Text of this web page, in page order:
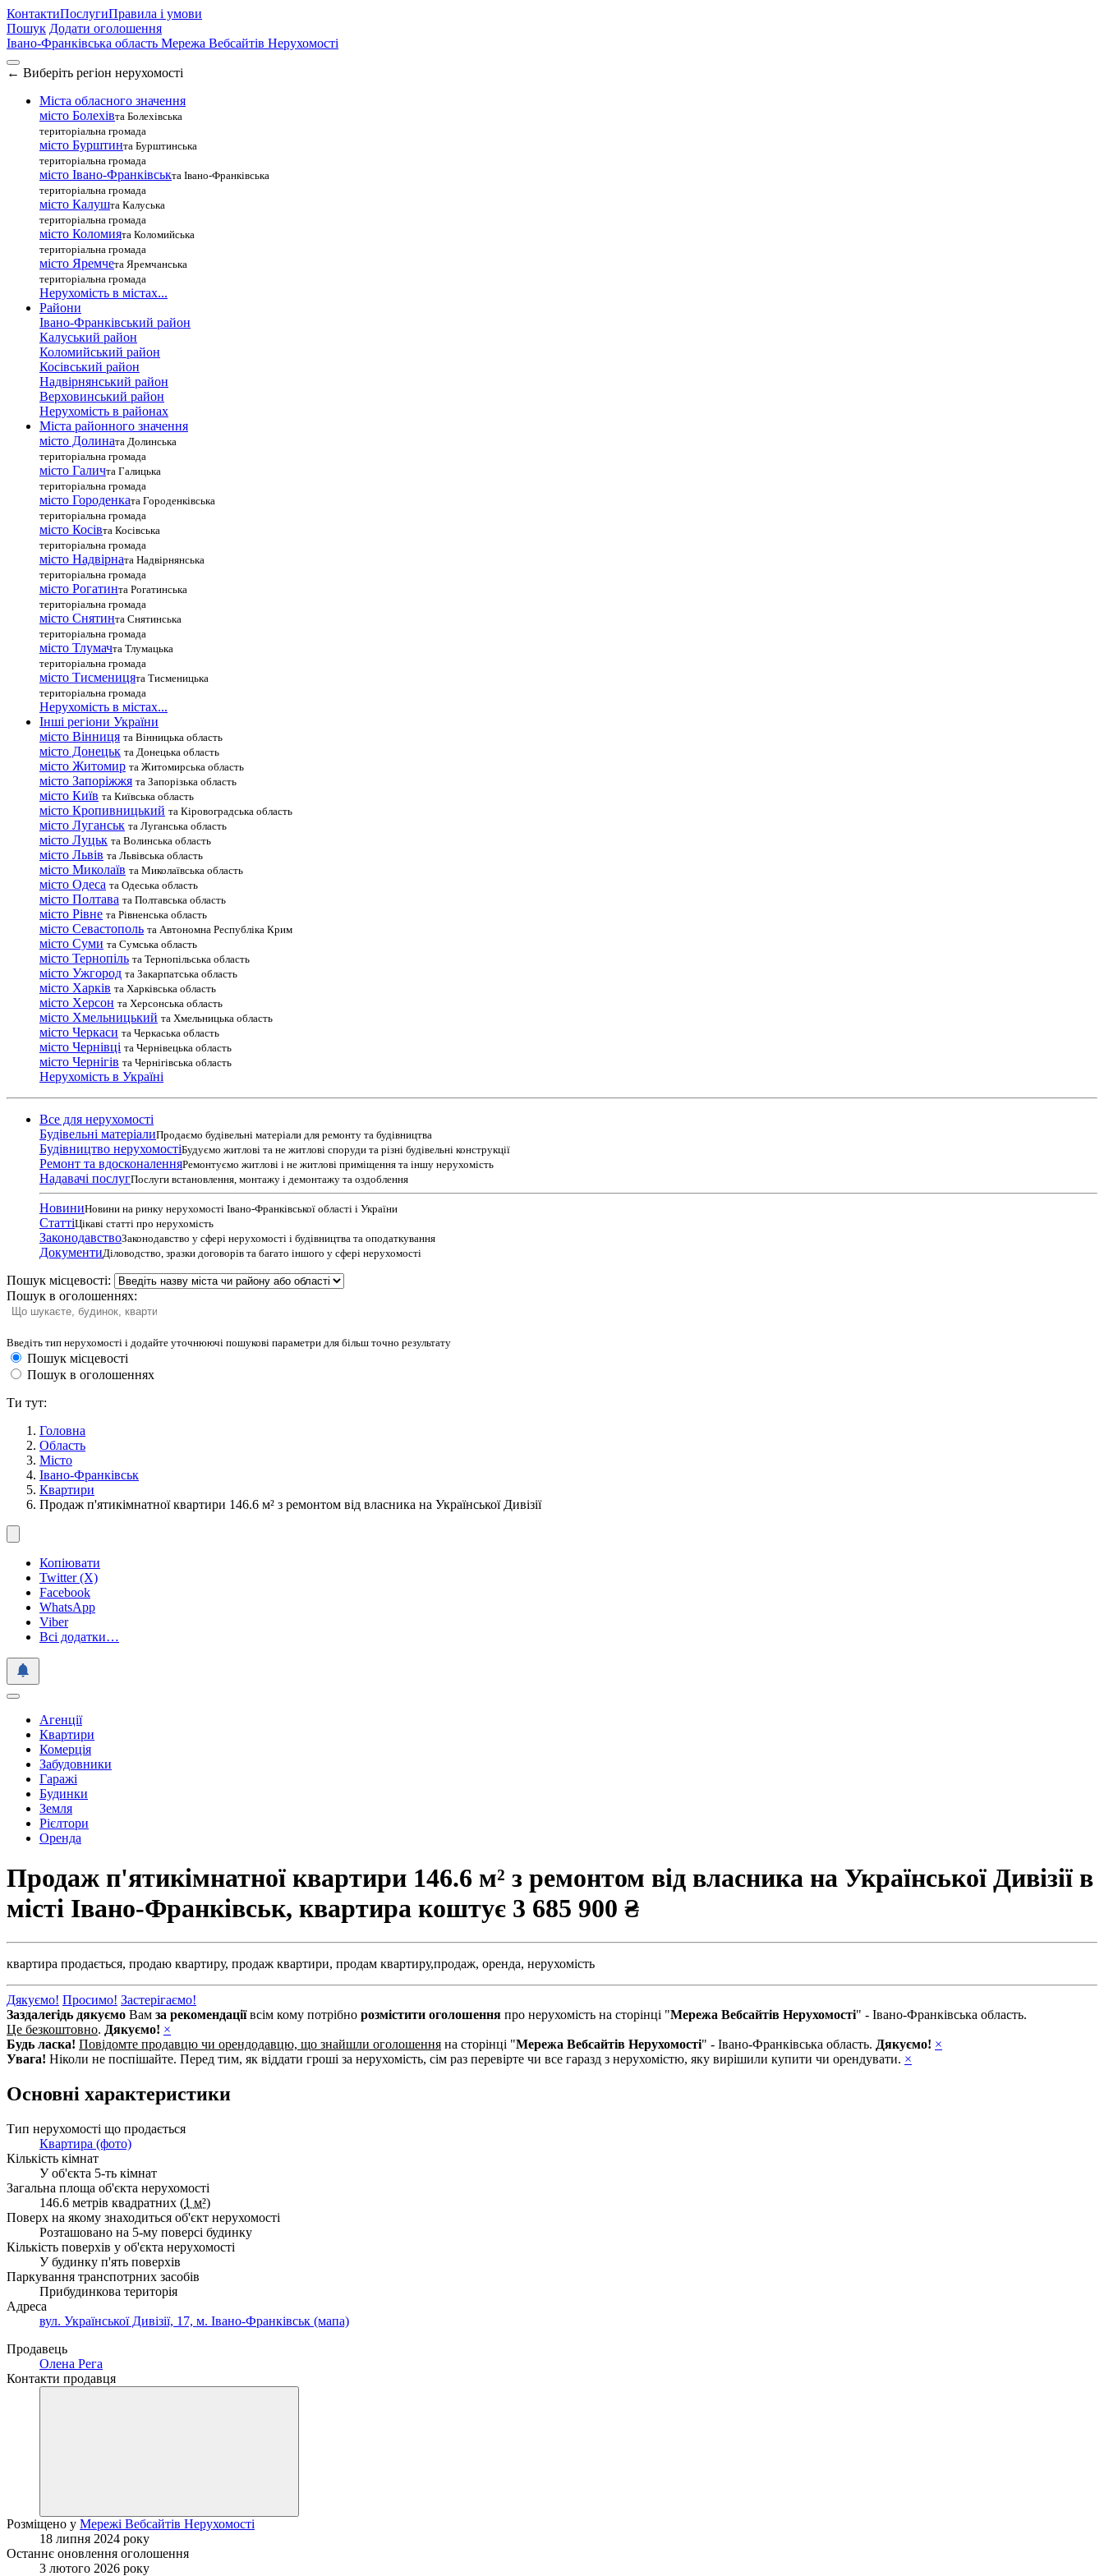
КонтактиПослугиПравила і умови
Пошук Додати оголошення
Івано-Франківська область Мережа Вебсайтів Нерухомості
← Виберіть регіон нерухомості
Міста обласного значення
місто Болехівта Болехівська
територіальна громада
місто Бурштинта Бурштинська
територіальна громада
місто Івано-Франківськта Івано-Франківська
територіальна громада
місто Калушта Калуська
територіальна громада
місто Коломията Коломийська
територіальна громада
місто Яремчета Яремчанська
територіальна громада
Нерухомість в містах...
Райони
Івано-Франківський район
Калуський район
Коломийський район
Косівський район
Надвірнянський район
Верховинський район
Нерухомість в районах
Міста районного значення
місто Долината Долинська
територіальна громада
місто Галичта Галицька
територіальна громада
місто Городенката Городенківська
територіальна громада
місто Косівта Косівська
територіальна громада
місто Надвірната Надвірнянська
територіальна громада
місто Рогатинта Рогатинська
територіальна громада
місто Снятинта Снятинська
територіальна громада
місто Тлумачта Тлумацька
територіальна громада
місто Тисменицята Тисменицька
територіальна громада
Нерухомість в містах...
Інші регіони України
місто Вінниця та Вінницька область
місто Донецьк та Донецька область
місто Житомир та Житомирська область
місто Запоріжжя та Запорізька область
місто Київ та Київська область
місто Кропивницький та Кіровоградська область
місто Луганськ та Луганська область
місто Луцьк та Волинська область
місто Львів та Львівська область
місто Миколаїв та Миколаївська область
місто Одеса та Одеська область
місто Полтава та Полтавська область
місто Рівне та Рівненська область
місто Севастополь та Автономна Республіка Крим
місто Суми та Сумська область
місто Тернопіль та Тернопільська область
місто Ужгород та Закарпатська область
місто Харків та Харківська область
місто Херсон та Херсонська область
місто Хмельницький та Хмельницька область
місто Черкаси та Черкаська область
місто Чернівці та Чернівецька область
місто Чернігів та Чернігівська область
Нерухомість в Україні
Все для нерухомості
Будівельні матеріалиПродаємо будівельні матеріали для ремонту та будівництва
Будівництво нерухомостіБудуємо житлові та не житлові споруди та різні будівельні конструкції
Ремонт та вдосконаленняРемонтуємо житлові і не житлові приміщення та іншу нерухомість
Надавачі послугПослуги встановлення, монтажу і демонтажу та оздоблення
НовиниНовини на ринку нерухомості Івано-Франківської області і України
СтаттіЦікаві статті про нерухомість
ЗаконодавствоЗаконодавство у сфері нерухомості і будівництва та оподаткування
ДокументиДіловодство, зразки договорів та багато іншого у сфері нерухомості
Пошук місцевості:
Пошук в оголошеннях:
Введіть тип нерухомості і додайте уточнюючі пошукові параметри для більш точно результату
Пошук місцевості
Пошук в оголошеннях
Ти тут:
Головна
Область
Місто
Івано-Франківськ
Квартири
Продаж п'ятикімнатної квартири 146.6 м² з ремонтом від власника на Української Дивізії
Копіювати
Twitter (X)
Facebook
WhatsApp
Viber
Всі додатки…
Агенції
Квартири
Комерція
Забудовники
Гаражі
Будинки
Земля
Рієлтори
Оренда
Продаж п'ятикімнатної квартири 146.6 м² з ремонтом від власника на Української Дивізії в
місті Івано-Франківськ, квартира коштує 3 685 900 ₴
квартира продається, продаю квартиру, продаж квартири, продам квартиру,продаж, оренда, нерухомість
Дякуємо! Просимо! Застерігаємо!
Заздалегідь дякуємо Вам за рекомендаціївсім кому потрібно розмістити оголошення про нерухомість на сторінці "Мережа Вебсайтів Нерухомості" - Івано-Франківська область.
Це безкоштовно. Дякуємо! ×
Будь ласка! Повідомте продавцю чи орендодавцю, що знайшли оголошення на сторінці "Мережа Вебсайтів Нерухомості" - Івано-Франківська область. Дякуємо! ×
Увага! Ніколи не поспішайте. Перед тим, як віддати гроші за нерухомість, сім раз перевірте чи все гаразд з нерухомістю, яку вирішили купити чи орендувати. ×
Основні характеристики
Тип нерухомості що продається
Квартира (фото)
Кількість кімнат
У об'єкта 5-ть кімнат
Загальна площа об'єкта нерухомості
146.6 метрів квадратних (1 м²)
Поверх на якому знаходиться об'єкт нерухомості
Розташовано на 5-му поверсі будинку
Кількість поверхів у об'єкта нерухомості
У будинку п'ять поверхів
Паркування транспотрних засобів
Прибудинкова територія
Адреса
вул. Української Дивізії, 17, м. Івано-Франківськ (мапа)
Продавець
Олена Рега
Контакти продавця
Розміщено у Мережі Вебсайтів Нерухомості
18 липня 2024 року
Останнє оновлення оголошення
3 лютого 2026 року